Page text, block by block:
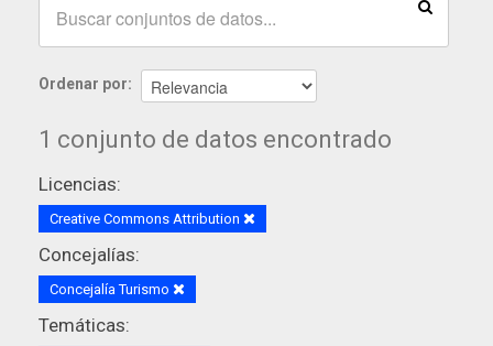
Ordenar por
1 conjunto de datos encontrado
Licencias:
Creative Commons Attribution
Concejalías:
Concejalía Turismo
Temáticas: